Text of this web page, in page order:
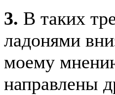
3. В таких
ладонями
моему
направлены